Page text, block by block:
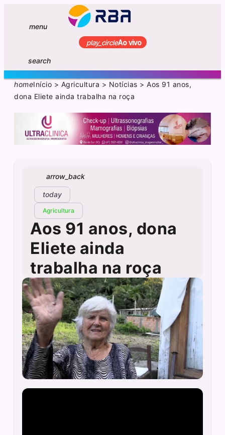
menu
play_circleAo vivo
search
homeInício > Agricultura > Notícias >Aos 91 anos,
dona Eliete ainda trabalha na roça
arrow_back
today
Agricultura
Aos 91 anos, dona
Eliete ainda
trabalha na roça